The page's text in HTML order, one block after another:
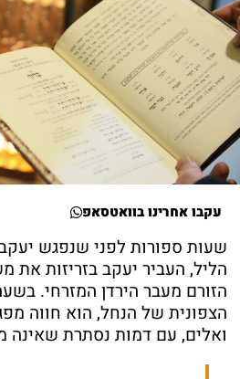
עקבו אחרינו בוואטסאפ
שעות ספורות לפני שנפגש
הליל, העביר יעקב בזריזות את
הזורם מעבר הירדן המזרחי.
הצפונית של הנחל, הוא חווה
ואלים, עם דמות נסתרת שאינה